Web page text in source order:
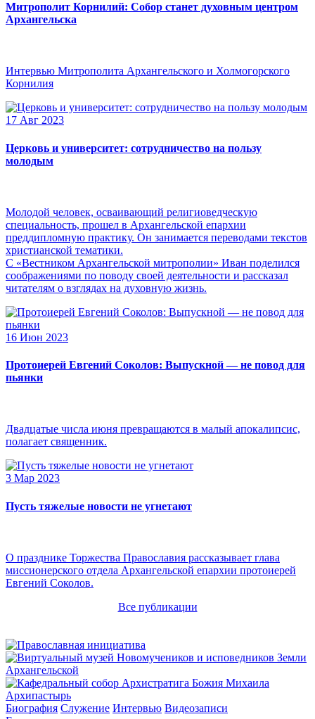
Митрополит Корнилий: Собор станет духовным центром
Архангельска
Интервью Митрополита Архангельского и Холмогорского
Корнилия
17 Авг 2023
Церковь и университет: сотрудничество на пользу
молодым
Молодой человек, осваивающий религиоведческую
специальность, прошел в Архангельской епархии
преддипломную практику. Он занимается переводами текстов
христианской тематики.
С «Вестником Архангельской митрополии» Иван поделился
соображениями по поводу своей деятельности и рассказал
читателям о взглядах на духовную жизнь.
16 Июн 2023
Протоиерей Евгений Соколов: Выпускной — не повод для
пьянки
Двадцатые числа июня превращаются в малый апокалипсис,
полагает священник.
3 Мар 2023
Пусть тяжелые новости не угнетают
О празднике Торжества Православия рассказывает глава
миссионерского отдела Архангельской епархии протоиерей
Евгений Соколов.
Все публикации
Архипастырь
Биография Служение Интервью Видеозаписи